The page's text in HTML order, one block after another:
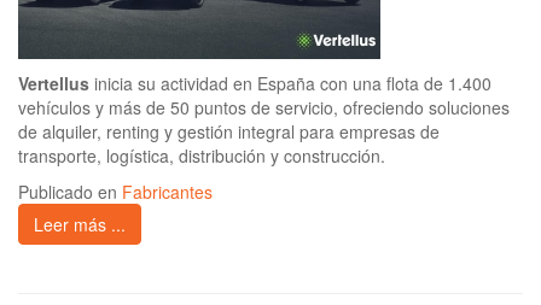
Vertellus inicia su actividad en España con una flota de 1.400
vehículos y más de 50 puntos de servicio, ofreciendo soluciones
de alquiler, renting y gestión integral para empresas de
transporte, logística, distribución y construcción.
Publicado en Fabricantes
Leer más ...